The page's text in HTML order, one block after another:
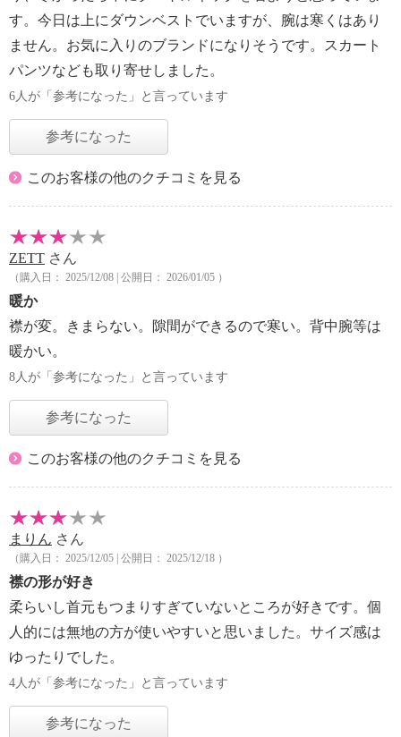
す。今日は上にダウンベストでいますが、腕は寒くはあり
ません。お気に入りのブランドになりそうです。スカート
パンツなども取り寄せしました。
6人が「参考になった」と言っています
参考になった
このお客様の他のクチコミを見る
ZETT さん
（購入日： 2025/12/08 | 公開日： 2026/01/05 ）
暖か
襟が変。きまらない。隙間ができるので寒い。背中腕等は
暖かい。
8人が「参考になった」と言っています
参考になった
このお客様の他のクチコミを見る
まりん さん
（購入日： 2025/12/05 | 公開日： 2025/12/18 ）
襟の形が好き
柔らいし首元もつまりすぎていないところが好きです。個
人的には無地の方が使いやすいと思いました。サイズ感は
ゆったりでした。
4人が「参考になった」と言っています
参考になった